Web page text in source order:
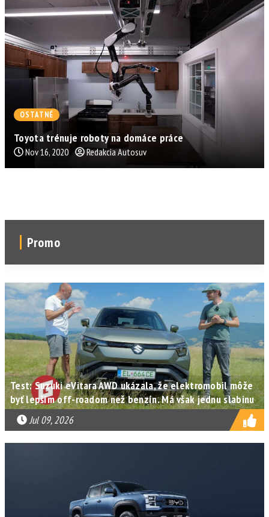
OSTATNÉ
Toyota trénuje roboty na domáce práce
Nov 16, 2020 Redakcia Autosuv
Promo
Test: Suzuki eVitara AWD ukázala, že elektromobil môže
byť lepším off-roadom než benzín. Má však jednu slabinu
Jul 09, 2026